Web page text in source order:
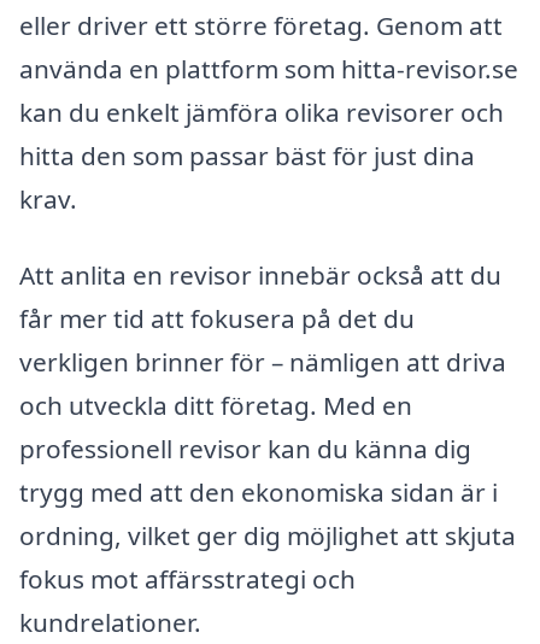
eller driver ett större företag. Genom att
använda en plattform som hitta-revisor.se
kan du enkelt jämföra olika revisorer och
hitta den som passar bäst för just dina
krav.
Att anlita en revisor innebär också att du
får mer tid att fokusera på det du
verkligen brinner för – nämligen att driva
och utveckla ditt företag. Med en
professionell revisor kan du känna dig
trygg med att den ekonomiska sidan är i
ordning, vilket ger dig möjlighet att skjuta
fokus mot affärsstrategi och
kundrelationer.